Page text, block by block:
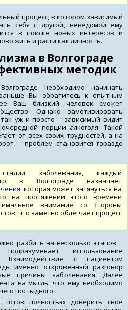
процесс, в котором зависимый
себя с другой, неведомой ему
в поиске новых интересов и
жить и расти как личность.
в Волгограде
методик
необходимо начинать
Вы обратитесь к опытным
Ваш близкий человек сможет
Однако замотивировать
уж и просто – зависимый видит
порции алкоголя. Такой
от всех своих трудностей, а на
– проблем становится гораздо
заболевания, каждый
в Волгограде назначает
, которая может затянуться на
на протяжении этого времени
внимание со стороны
что заметно облегчает процесс
разбить на несколько этапов,
использование
Взаимодействие с пациентом
именно откровенный разговор
причины заболевания. Далее
на мысль, что ему необходимо
постыдного.
готов полностью доверить свое